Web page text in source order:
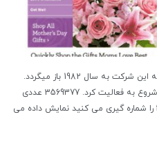
: تاریخچه این شرکت به سال 1982 باز میگردد.
زمانیکه با شماره تلفن 3569377-800-1 شروع به فعالیت کرد. 3569377 عددی
است که وقتی روی تلفن حروف flowers را شماره گیری می کنید نمایش داده می